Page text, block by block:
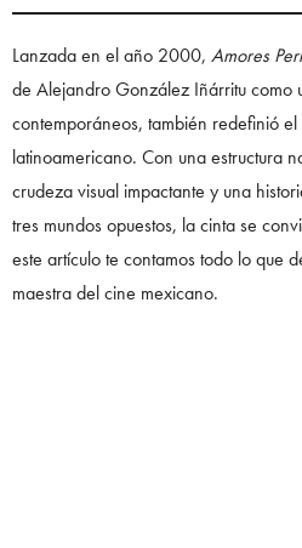
Lanzada en el año 2000, Amores
de Alejandro González Iñárritu como
contemporáneos, también redefinió
latinoamericano. Con una estructura
crudeza visual impactante y una
tres mundos opuestos, la cinta se
este artículo te contamos todo lo que
maestra del cine mexicano.